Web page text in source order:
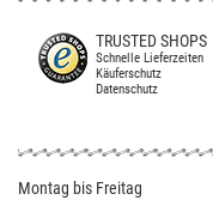
TRUSTED SHOPS
Schnelle Lieferzeiten
Käuferschutz
Datenschutz
Montag bis Freitag